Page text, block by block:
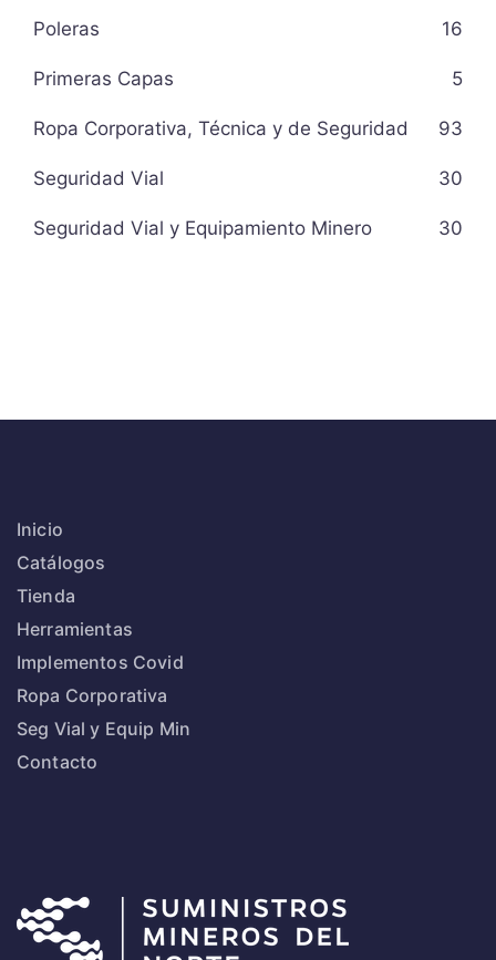
Poleras 16
Primeras Capas 5
Ropa Corporativa, Técnica y de Seguridad 93
Seguridad Vial 30
Seguridad Vial y Equipamiento Minero 30
Inicio
Catálogos
Tienda
Herramientas
Implementos Covid
Ropa Corporativa
Seg Vial y Equip Min
Contacto